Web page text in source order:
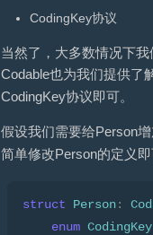
CodingKey协议
当然了，大多数情况下
Codable也为我们提供了
CodingKey协议即可。
假设我们需要给Person
简单修改Person的定义即
struct Person:
enum